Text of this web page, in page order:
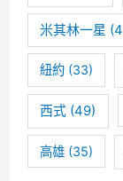
米其林一星
紐約(33)
西式 (49)
高雄(35)